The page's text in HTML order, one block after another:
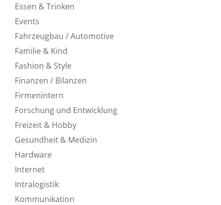
Essen & Trinken
Events
Fahrzeugbau / Automotive
Familie & Kind
Fashion & Style
Finanzen / Bilanzen
Firmenintern
Forschung und Entwicklung
Freizeit & Hobby
Gesundheit & Medizin
Hardware
Internet
Intralogistik
Kommunikation